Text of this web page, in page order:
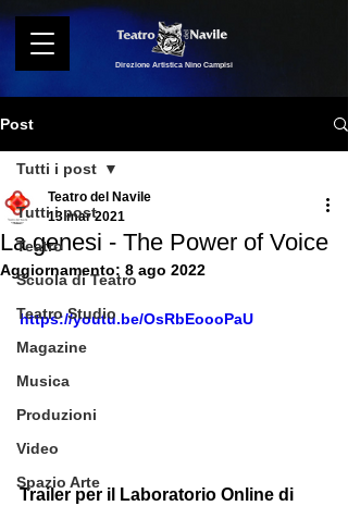
Direzione Artistica Nino Campisi
Post
Tutti i post
Teatro
Scuola di Teatro
Teatro Studio
Magazine
Musica
Produzioni
Video
Spazio Arte
Tutti i post
La genesi - The Power of Voice
Teatro del Navile
13 mar 2021
Aggiornamento: 8 ago 2022
https://youtu.be/OsRbEoooPaU
Trailer per il Laboratorio Online di